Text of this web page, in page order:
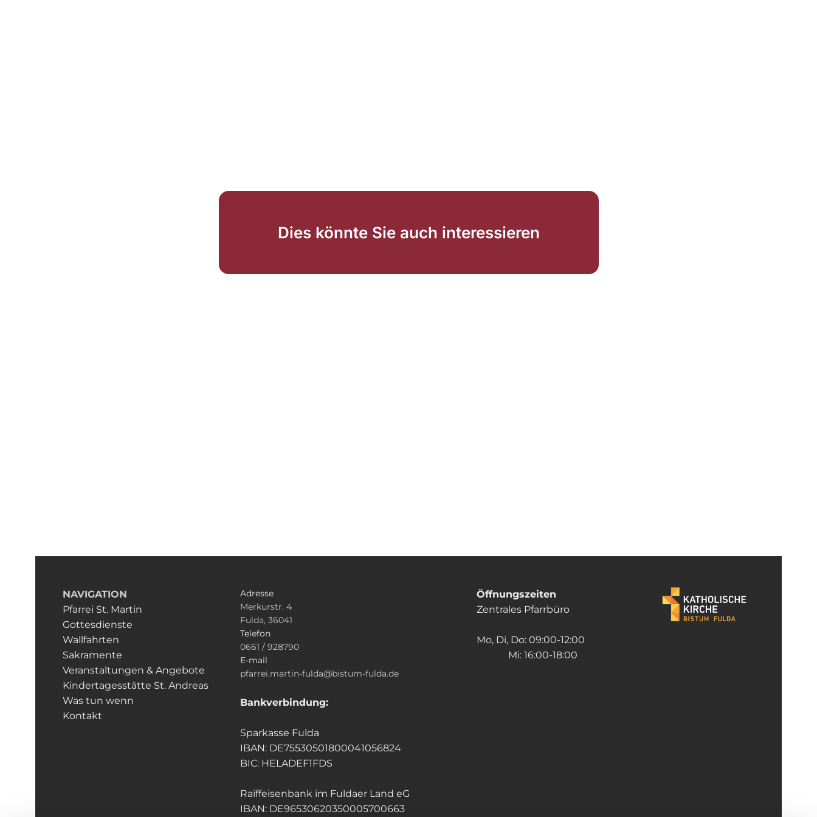
Dies könnte Sie auch interessieren
NAVIGATION
Pfarrei St. Martin
Gottesdienste
Wallfahrten
Sakramente
Veranstaltungen & Angebote
Kindertagesstätte St. Andreas
Was tun wenn
Kontakt
Adresse
Merkurstr. 4
Fulda, 36041
Telefon
0661 / 928790
E-mail
pfarrei.martin-fulda@bistum-fulda.de
Bankverbindung:
Sparkasse Fulda
IBAN: DE75530501800041056824
BIC: HELADEF1FDS
Raiffeisenbank im Fuldaer Land eG
IBAN: DE96530620350005700663
Öffnungszeiten
Zentrales Pfarrbüro
Mo, Di, Do: 09:00-12:00
Mi: 16:00-18:00